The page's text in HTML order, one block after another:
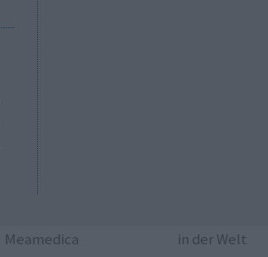
Meamedica in der Welt